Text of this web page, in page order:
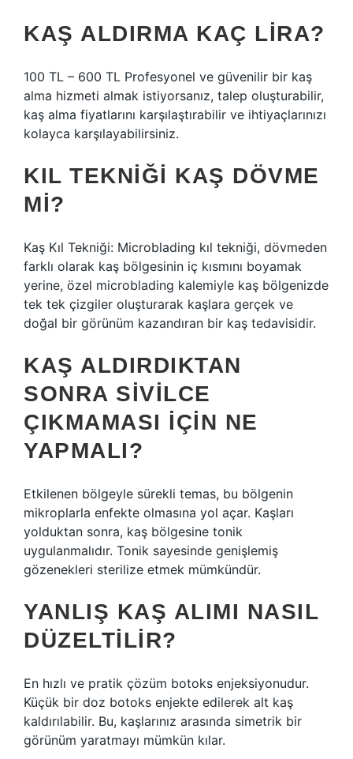
KAŞ ALDIRMA KAÇ LIRA?
100 TL – 600 TL Profesyonel ve güvenilir bir kaş
alma hizmeti almak istiyorsanız, talep oluşturabilir,
kaş alma fiyatlarını karşılaştırabilir ve ihtiyaçlarınızı
kolayca karşılayabilirsiniz.
KIL TEKNIĞI KAŞ DÖVME
MI?
Kaş Kıl Tekniği: Microblading kıl tekniği, dövmeden
farklı olarak kaş bölgesinin iç kısmını boyamak
yerine, özel microblading kalemiyle kaş bölgenizde
tek tek çizgiler oluşturarak kaşlara gerçek ve
doğal bir görünüm kazandıran bir kaş tedavisidir.
KAŞ ALDIRDIKTAN
SONRA SIVILCE
ÇIKMAMASI IÇIN NE
YAPMALI?
Etkilenen bölgeyle sürekli temas, bu bölgenin
mikroplarla enfekte olmasına yol açar. Kaşları
yolduktan sonra, kaş bölgesine tonik
uygulanmalıdır. Tonik sayesinde genişlemiş
gözenekleri sterilize etmek mümkündür.
YANLIŞ KAŞ ALIMI NASIL
DÜZELTILIR?
En hızlı ve pratik çözüm botoks enjeksiyonudur.
Küçük bir doz botoks enjekte edilerek alt kaş
kaldırılabilir. Bu, kaşlarınız arasında simetrik bir
görünüm yaratmayı mümkün kılar.